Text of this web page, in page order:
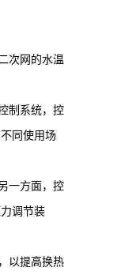
次网的水温
制系统，控
同使用场
一方面，控
调节装
以提高换热